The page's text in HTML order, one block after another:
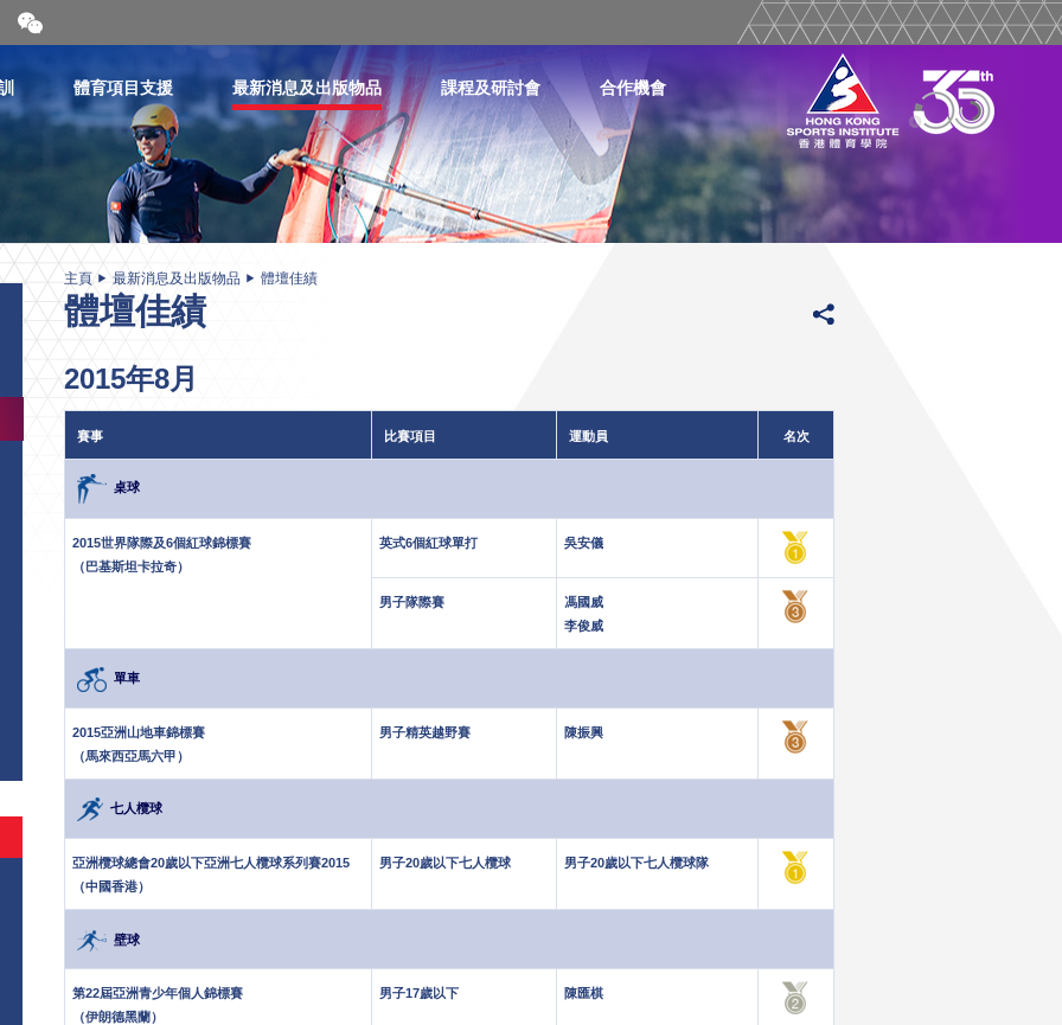
開
合
二
維
體育項目支援 最新消息及出版物品 課程及研討會 合作機會
主頁 最新消息及出版物品 體壇佳績
體壇佳績
2015年8月
賽事 比賽項目 運動員 名次
桌球
2015世界隊際及6個紅球錦標賽
（巴基斯坦卡拉奇）
英式6個紅球單打 吳安儀
男子隊際賽
馮國威
李俊威
單車
2015亞洲山地車錦標賽
（馬來西亞馬六甲）
男子精英越野賽 陳振興
七人欖球
亞洲欖球總會20歲以下亞洲七人欖球系列賽2015
（中國香港）
男子20歲以下七人欖球 男子20歲以下七人欖球隊
壁球
第22屆亞洲青少年個人錦標賽
（伊朗德黑蘭）
男子17歲以下 陳匯棋